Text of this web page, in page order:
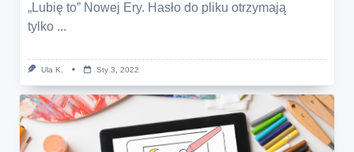
„Lubię to” Nowej Ery. Hasło do pliku otrzymają
tylko ...
Ula K. Sty 3, 2022